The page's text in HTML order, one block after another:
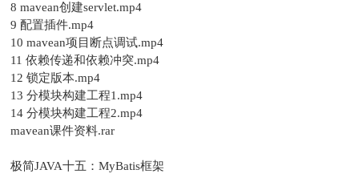
8 mavean创建servlet.mp4
9 配置插件.mp4
10 mavean项目断点调试.mp4
11 依赖传递和依赖冲突.mp4
12 锁定版本.mp4
13 分模块构建工程1.mp4
14 分模块构建工程2.mp4
mavean课件资料.rar
极简JAVA十五：MyBatis框架